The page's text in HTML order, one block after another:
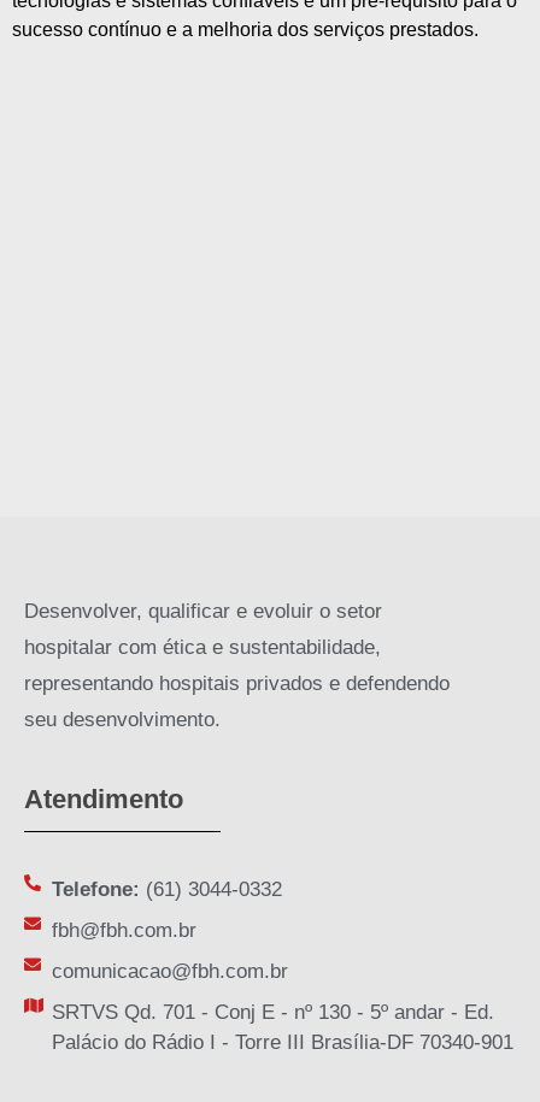
sucesso contínuo e a melhoria dos serviços prestados.
Desenvolver, qualificar e evoluir o setor
hospitalar com ética e sustentabilidade,
representando hospitais privados e defendendo
seu desenvolvimento.
Atendimento
Telefone: (61) 3044-0332
fbh@fbh.com.br
comunicacao@fbh.com.br
SRTVS Qd. 701 - Conj E - nº 130 - 5º andar - Ed.
Palácio do Rádio I - Torre III Brasília-DF 70340-901